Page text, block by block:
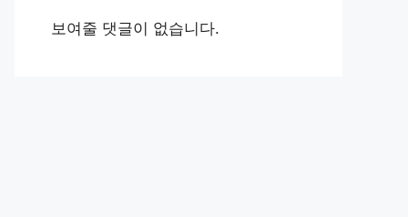
보여줄 댓글이 없습니다.